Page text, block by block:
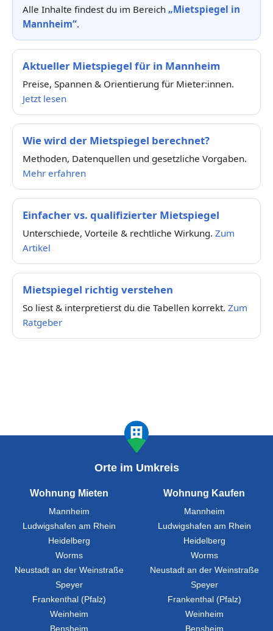
Alle Inhalte findest du im Bereich „Mietspiegel in
Mannheim“.
Aktueller Mietspiegel für in Mannheim
Preise, Spannen & Orientierung für Mieter:innen.
Jetzt lesen
Wie wird der Mietspiegel berechnet?
Methoden, Datenquellen und gesetzliche Vorgaben.
Mehr erfahren
Einfacher vs. qualifizierter Mietspiegel
Unterschiede, Vorteile & rechtliche Wirkung. Zum
Artikel
Mietspiegel richtig verstehen
So liest & interpretierst du die Tabellen korrekt. Zum
Ratgeber
Orte im Umkreis
Wohnung Mieten
Mannheim
Ludwigshafen am Rhein
Heidelberg
Worms
Neustadt an der Weinstraße
Speyer
Frankenthal (Pfalz)
Weinheim
Bensheim
Wohnung Kaufen
Mannheim
Ludwigshafen am Rhein
Heidelberg
Worms
Neustadt an der Weinstraße
Speyer
Frankenthal (Pfalz)
Weinheim
Bensheim